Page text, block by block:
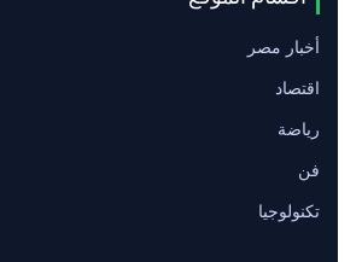
أخبار مصر
اقتصاد
رياضة
فن
تكنولوجيا